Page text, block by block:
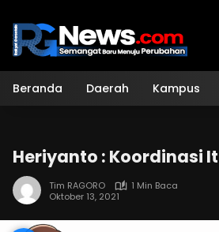
konten
Beranda Daerah Kampus
Heriyanto : Koordinasi
Tim RAGORO
1 Min Baca
Oktober 13, 2021